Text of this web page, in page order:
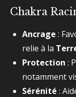
Chakra
Ancrage :
relie à la
Protection :
notamment
Sérénité :